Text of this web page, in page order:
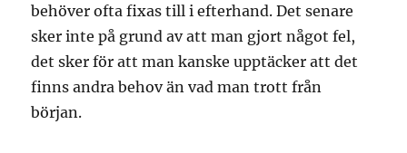
behöver ofta fixas till i efterhand. Det senare
sker inte på grund av att man gjort något fel,
det sker för att man kanske upptäcker att det
finns andra behov än vad man trott från
början.